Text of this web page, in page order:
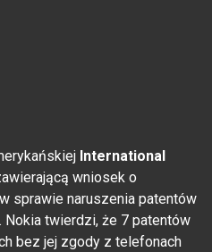
International
wniosek o
sprawie naruszenia patentów
Nokia twierdzi, że 7 patentów
bez jej zgody z telefonach